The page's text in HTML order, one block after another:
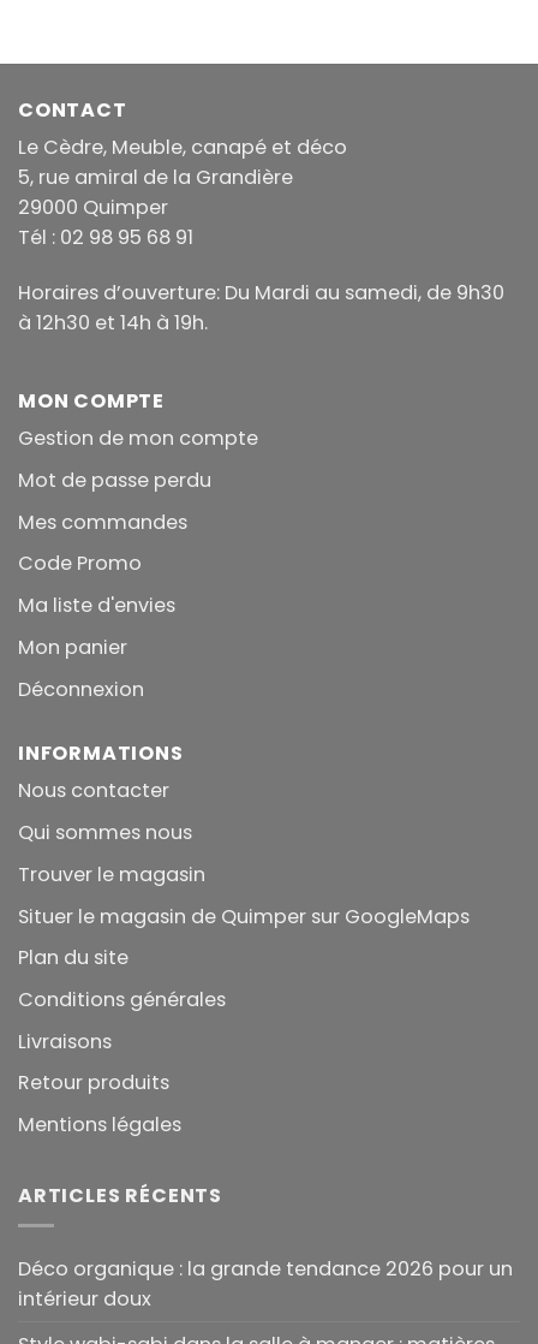
CONTACT
Le Cèdre, Meuble, canapé et déco
5, rue amiral de la Grandière
29000 Quimper
Tél : 02 98 95 68 91
Horaires d’ouverture: Du Mardi au samedi, de 9h30
à 12h30 et 14h à 19h.
MON COMPTE
Gestion de mon compte
Mot de passe perdu
Mes commandes
Code Promo
Ma liste d'envies
Mon panier
Déconnexion
INFORMATIONS
Nous contacter
Qui sommes nous
Trouver le magasin
Situer le magasin de Quimper sur GoogleMaps
Plan du site
Conditions générales
Livraisons
Retour produits
Mentions légales
ARTICLES RÉCENTS
Déco organique : la grande tendance 2026 pour un
intérieur doux